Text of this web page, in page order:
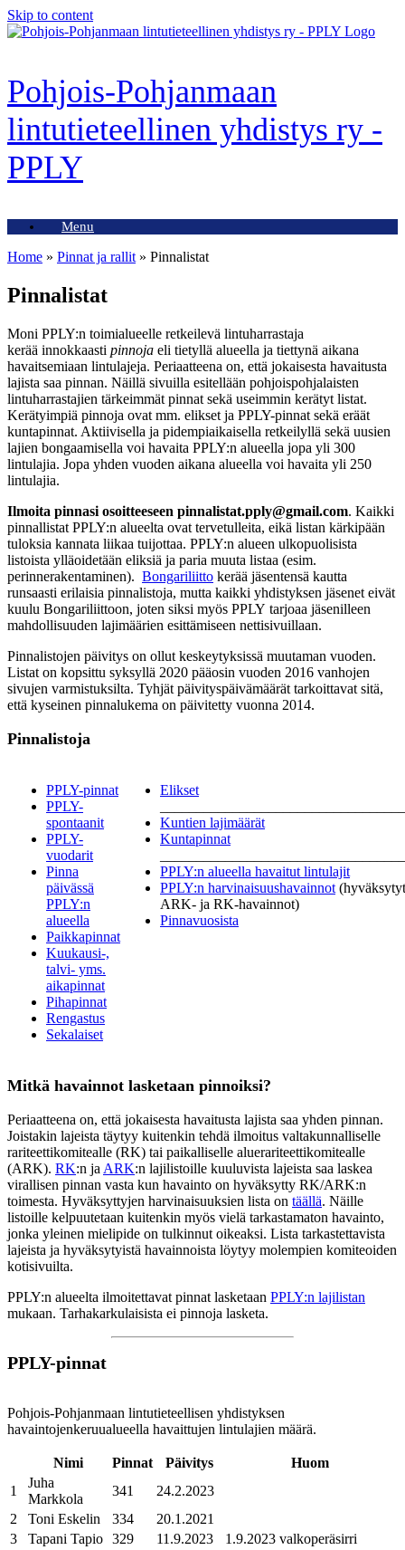
Skip to content
Pohjois-Pohjanmaan
lintutieteellinen yhdistys ry -
PPLY
Menu
Home » Pinnat ja rallit » Pinnalistat
Pinnalistat
Moni PPLY:n toimialueelle retkeilevä lintuharrastaja
kerää innokkaasti pinnoja eli tietyllä alueella ja tiettynä aikana
havaitsemiaan lintulajeja. Periaatteena on, että jokaisesta havaitusta
lajista saa pinnan. Näillä sivuilla esitellään pohjoispohjalaisten
lintuharrastajien tärkeimmät pinnat sekä useimmin kerätyt listat.
Kerätyimpiä pinnoja ovat mm. elikset ja PPLY-pinnat sekä eräät
kuntapinnat. Aktiivisella ja pidempiaikaisella retkeilyllä sekä uusien
lajien bongaamisella voi havaita PPLY:n alueella jopa yli 300
lintulajia. Jopa yhden vuoden aikana alueella voi havaita yli 250
lintulajia.
Ilmoita pinnasi osoitteeseen pinnalistat.pply@gmail.com. Kaikki
pinnallistat PPLY:n alueelta ovat tervetulleita, eikä listan kärkipään
tuloksia kannata liikaa tuijottaa. PPLY:n alueen ulkopuolisista
listoista ylläoidetään eliksiä ja paria muuta listaa (esim.
perinnerakentaminen). Bongariliitto kerää jäsentensä kautta
runsaasti erilaisia pinnalistoja, mutta kaikki yhdistyksen jäsenet eivät
kuulu Bongariliittoon, joten siksi myös PPLY tarjoaa jäsenilleen
mahdollisuuden lajimäärien esittämiseen nettisivuillaan.
Pinnalistojen päivitys on ollut keskeytyksissä muutaman vuoden.
Listat on kopsittu syksyllä 2020 pääosin vuoden 2016 vanhojen
sivujen varmistuksilta. Tyhjät päivityspäivämäärät tarkoittavat sitä,
että kyseinen pinnalukema on päivitetty vuonna 2014.
Pinnalistoja
PPLY-pinnat
PPLY-
spontaanit
PPLY-
vuodarit
Pinna
päivässä
PPLY:n
alueella
Paikkapinnat
Kuukausi-,
talvi- yms.
aikapinnat
Pihapinnat
Rengastus
Sekalaiset
Elikset
Kuntien lajimäärät
Kuntapinnat
PPLY:n alueella havaitut lintulajit
PPLY:n harvinaisuushavainnot (hyväksytyt
ARK- ja RK-havainnot)
Pinnavuosista
Mitkä havainnot lasketaan pinnoiksi?
Periaatteena on, että jokaisesta havaitusta lajista saa yhden pinnan.
Joistakin lajeista täytyy kuitenkin tehdä ilmoitus valtakunnalliselle
rariteettikomitealle (RK) tai paikalliselle aluerariteettikomitealle
(ARK). RK:n ja ARK:n lajilistoille kuuluvista lajeista saa laskea
virallisen pinnan vasta kun havainto on hyväksytty RK/ARK:n
toimesta. Hyväksyttyjen harvinaisuuksien lista on täällä. Näille
listoille kelpuutetaan kuitenkin myös vielä tarkastamaton havainto,
jonka yleinen mielipide on tulkinnut oikeaksi. Lista tarkastettavista
lajeista ja hyväksytyistä havainnoista löytyy molempien komiteoiden
kotisivuilta.
PPLY:n alueelta ilmoitettavat pinnat lasketaan PPLY:n lajilistan
mukaan. Tarhakarkulaisista ei pinnoja lasketa.
PPLY-pinnat
Pohjois-Pohjanmaan lintutieteellisen yhdistyksen
havaintojenkeruualueella havaittujen lintulajien määrä.
Nimi Pinnat Päivitys
Huom
1
Juha
Markkola
341
24.2.2023
2
Toni Eskelin 334
20.1.2021
3
Tapani Tapio 329 11.9.2023
1.9.2023 valkoperäsirri